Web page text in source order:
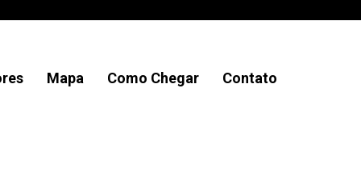
Mapa Como Chegar Contato